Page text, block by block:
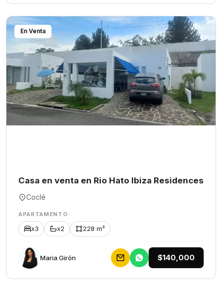
En Venta
Casa en venta en Rio Hato Ibiza Residences
Coclé
APARTAMENTO
x3 x2 228 m²
Maria Girón $140,000